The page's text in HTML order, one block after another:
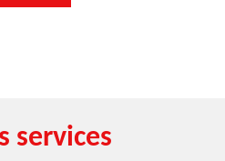
services